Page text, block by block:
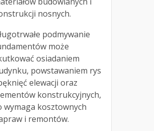
nosnych.
podmywanie
może
osiadaniem
powstawaniem rys
elewacji oraz
konstrukcyjnych,
wymaga kosztownych
i remontów.